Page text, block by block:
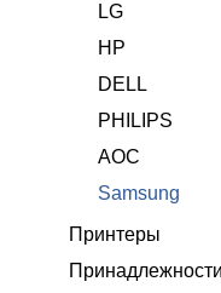
LG
HP
DELL
PHILIPS
AOC
Samsung
Принтеры